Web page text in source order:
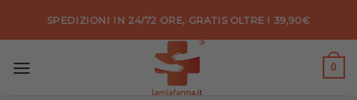
SPEDIZIONI IN 24/72 ORE, GRATIS OLTRE I 39,90€
0